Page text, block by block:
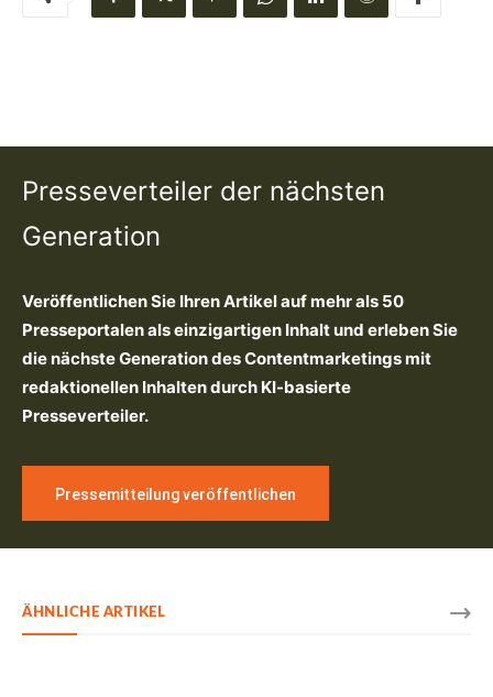
Presseverteiler der nächsten
Generation
Veröffentlichen Sie Ihren Artikel auf mehr als 50
Presseportalen als einzigartigen Inhalt und erleben Sie
die nächste Generation des Contentmarketings mit
redaktionellen Inhalten durch KI-basierte
Presseverteiler.
Pressemitteilung veröffentlichen
ÄHNLICHE ARTIKEL